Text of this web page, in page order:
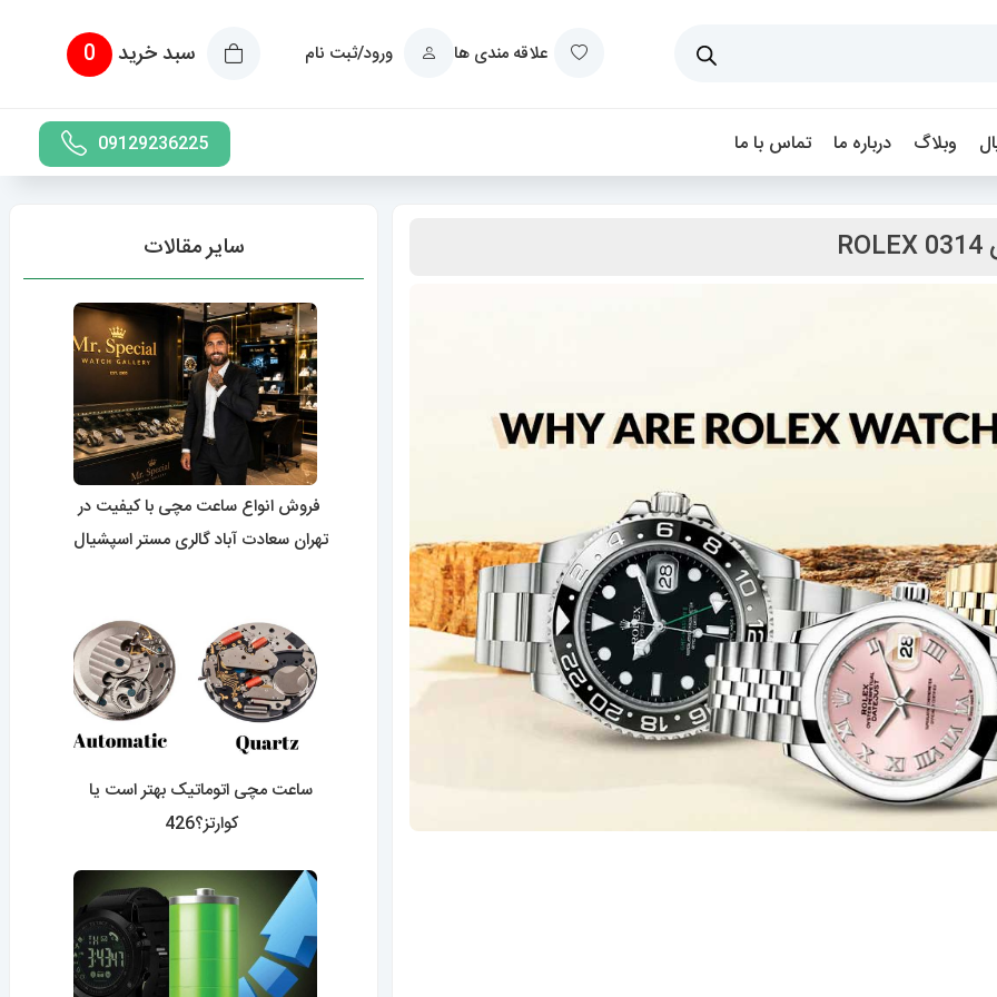
علاقه مندی ها ورود/ثبت نام سبد خرید 0
وبلاگ درباره ما تماس با ما 09129236225
سایر مقالات
فروش انواع ساعت مچی با کیفیت در
تهران سعادت آباد گالری مستر اسپشیال
ساعت مچی اتوماتیک بهتر است یا
کوارتز؟426